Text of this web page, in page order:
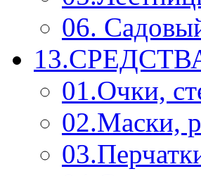
06.
01.Очки,
02.Маски,